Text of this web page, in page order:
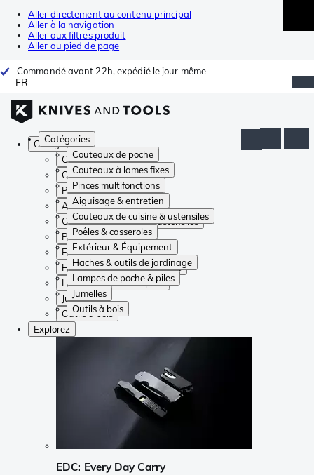
Aller directement au contenu principal
Aller à la navigation
Aller aux filtres produit
Aller au pied de page
Commandé avant 22h, expédié le jour même
FR
Catégories
Couteaux de poche
Couteaux à lames fixes
Pinces multifonctions
Aiguisage & entretien
Couteaux de cuisine & ustensiles
Poêles & casseroles
Extérieur & Équipement
Haches & outils de jardinage
Lampes de poche & piles
Jumelles
Outils à bois
Catégories
Couteaux de poche
Couteaux à lames fixes
Pinces multifonctions
Aiguisage & entretien
Couteaux de cuisine & ustensiles
Poêles & casseroles
Extérieur & Équipement
Haches & outils de jardinage
Lampes de poche & piles
Jumelles
Outils à bois
Explorez
EDC: Every Day Carry